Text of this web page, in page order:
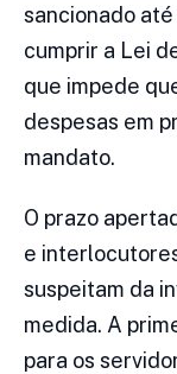
sancionado
cumprir a Lei
que impede
despesas em
mandato.
O prazo
e
suspeitam da
medida. A
para os